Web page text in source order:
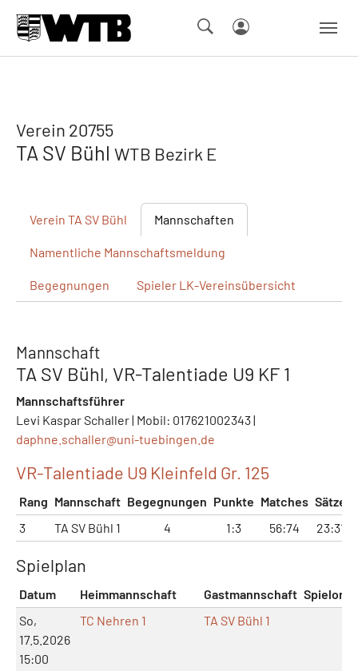
Verein 20755
TA SV Bühl WTB Bezirk E
Verein TA SV Bühl Mannschaften
Namentliche Mannschaftsmeldung
Begegnungen Spieler LK-Vereinsübersicht
Mannschaft
TA SV Bühl, VR-Talentiade U9 KF 1
Mannschaftsführer
Levi Kaspar Schaller | Mobil: 017621002343 |
daphne.schaller@uni-tuebingen.de
VR-Talentiade U9 Kleinfeld Gr. 125
Rang Mannschaft Begegnungen Punkte Matches Sätze
3
TA SV Bühl 1 4 1:3 56:74 23:31
Spielplan
Datum Heimmannschaft Gastmannschaft Spielort
So,
17.5.2026
15:00
TC Nehren 1 TA SV Bühl 1